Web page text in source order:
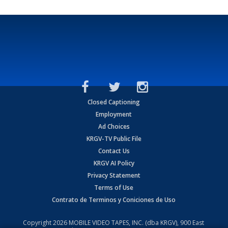
Closed Captioning
Employment
Ad Choices
KRGV-TV Public File
Contact Us
KRGV AI Policy
Privacy Statement
Terms of Use
Contrato de Terminos y Coniciones de Uso
Copyright2026 MOBILE VIDEO TAPES, INC. (dba KRGV), 900 East